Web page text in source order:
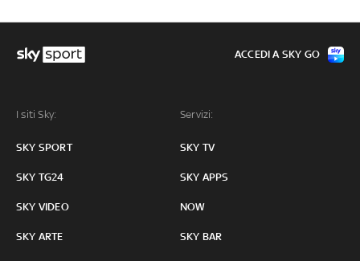
I siti Sky:
SKY SPORT
SKY TG24
SKY VIDEO
SKY ARTE
Servizi:
SKY TV
SKY APPS
NOW
SKY BAR
ACCEDI A SKY GO